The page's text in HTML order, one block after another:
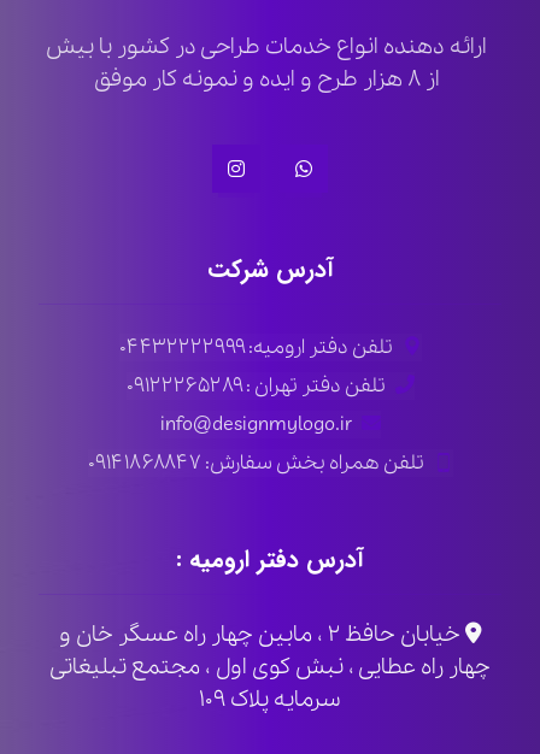
ارائه دهنده انواع خدمات طراحی در کشور با بیش
از ۸ هزار طرح و ایده و نمونه کار موفق
آدرس شرکت
تلفن دفتر ارومیه: ۰۴۴۳۲۲۲۲۹۹۹
تلفن دفتر تهران : ۰۹۱۲۲۲۶۵۲۸۹
info@designmylogo.ir
تلفن همراه بخش سفارش: ۰۹۱۴۱۸۶۸۸۴۷
آدرس دفتر ارومیه :
خیابان حافظ ۲ ، مابین چهار راه عسگر خان و
چهار راه عطایی ، نبش کوی اول ، مجتمع تبلیغاتی
سرمایه پلاک ۱۰۹